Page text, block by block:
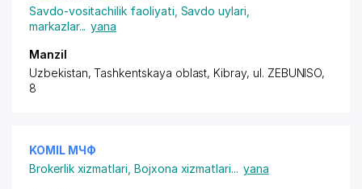
Savdo-vositachilik faoliyati Savdo uylari,
markazlar... yana
Manzil
Uzbekistan, Tashkentskaya oblast, Kibray, ul. ZEBUNISO,
8
KOMIL МЧФ
Brokerlik xizmatlari Bojxona xizmatlari... yana